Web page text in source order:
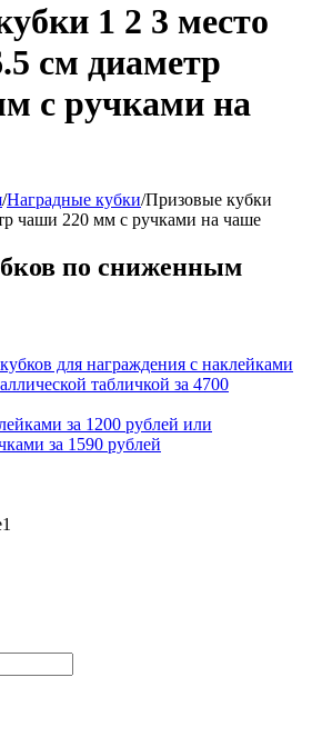
1 2 3 место
см диаметр
с ручками на
/Наградные кубки/Призовые кубки
чаши 220 мм с ручками на чаше
по сниженным
для награждения с наклейками
табличкой за 4700
за 1200 рублей или
за 1590 рублей
1